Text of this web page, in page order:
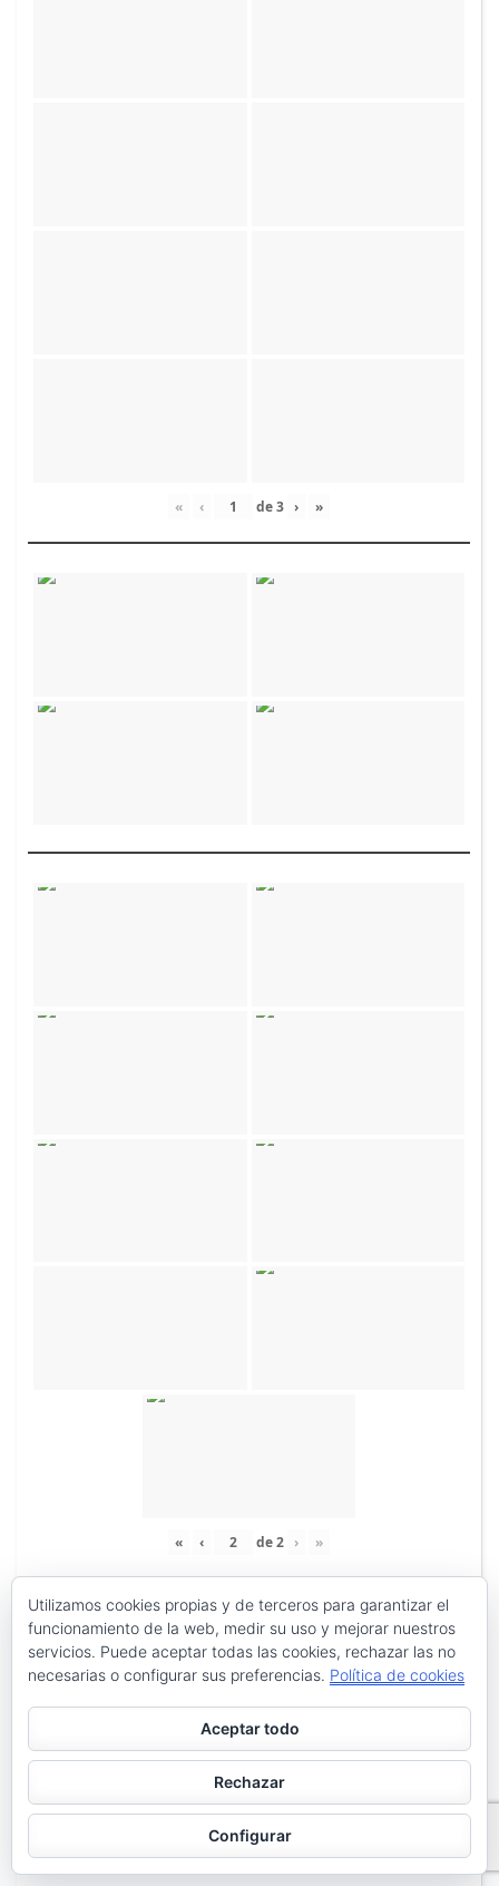
« ‹ de3 › »
« ‹ de2 › »
Utilizamos cookies propias y de terceros para garantizar el
funcionamiento de la web, medir su uso y mejorar nuestros
servicios. Puede aceptar todas las cookies, rechazar las no
necesarias o configurar sus preferencias. Política de cookies
Aceptar todo
Rechazar
Configurar